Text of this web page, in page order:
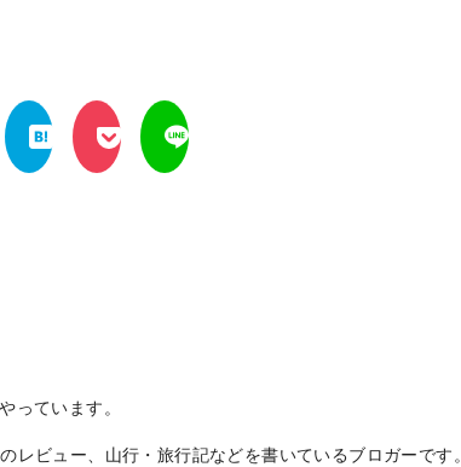
っています。
レビュー、山行・旅行記などを書いているブロガーです。